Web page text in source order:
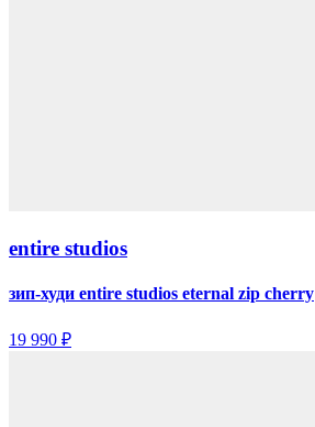
entire studios
зип-худи entire studios eternal zip cherry
19 990 ₽